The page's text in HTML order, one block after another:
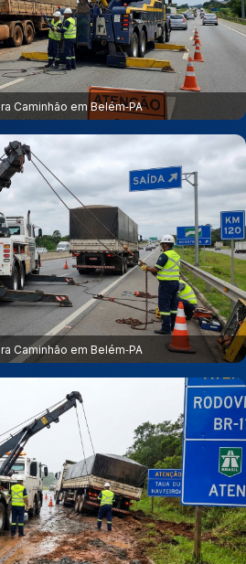
Caminhão em Belém‑PA
Caminhão em Belém‑PA